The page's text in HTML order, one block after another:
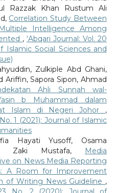
Razzak Khan Rustum Ali
Correlation Study Between
Intelligence Among
,‘Abqari Journal: Vol. 20
Islamic Social Sciences and
Zulkiple Abd Ghani,
Ariffin, Sapora Sipon, Ahmad
Ahli Sunnah wal-
b Muhammad dalam
Islam di Negeri Johor ,
1 (2021): Journal of Islamic
Hayati Yusoff, Osama
Zaki Mustafa,
Media
on News Media Reporting
A Room for Improvement
of Writing News Guideline ,